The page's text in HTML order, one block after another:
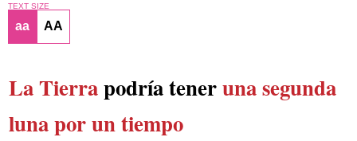
TEXT SIZE
aa AA
La Tierrapodría teneruna segunda
lunapor un tiempo